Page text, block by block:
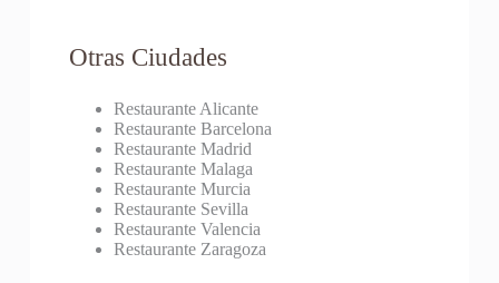
Otras Ciudades
Restaurante Alicante
Restaurante Barcelona
Restaurante Madrid
Restaurante Malaga
Restaurante Murcia
Restaurante Sevilla
Restaurante Valencia
Restaurante Zaragoza